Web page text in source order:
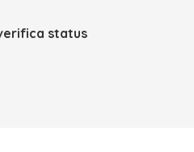
status